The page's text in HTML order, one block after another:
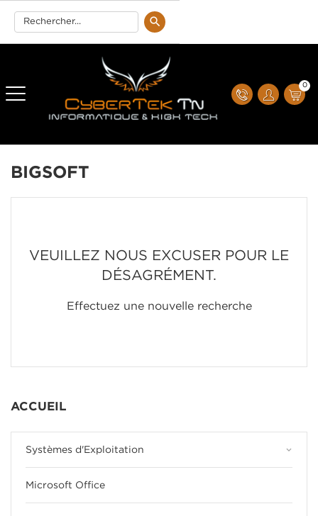
0
ACCUEIL
Systèmes d'Exploitation keyboard_arrow_down
Microsoft Office
BIGSOFT
VEUILLEZ NOUS EXCUSER POUR LE
DÉSAGRÉMENT.
Effectuez une nouvelle recherche